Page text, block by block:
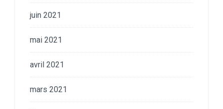
juin 2021
mai 2021
avril 2021
mars 2021